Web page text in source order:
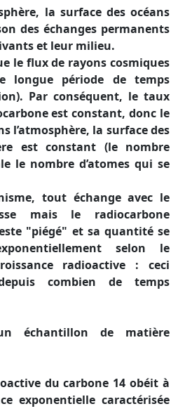
la surface des océans
des échanges permanents
et leur milieu.
le flux de rayons cosmiques
longue période de temps
Par conséquent, le taux
est constant, donc le
l’atmosphère, la surface des
est constant (le nombre
le nombre d’atomes qui se
tout échange avec le
mais le radiocarbone
"piégé" et sa quantité se
selon le
radioactive : ceci
combien de temps
échantillon de matière
du carbone 14 obéit à
exponentielle caractérisée